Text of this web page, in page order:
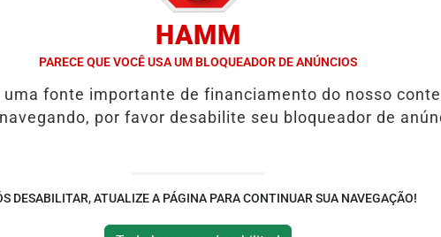
REPORTAGEM APÓS TRÊS ANOS 7 SINAIS DE QUE UM IDOSO
A Escassez
Impactos na
HAMM
PARECE QUE VOCÊ USA UM BLOQUEADOR DE ANÚNCIOS
fonte importante de financiamento do nosso
por favor desabilite seu bloqueador de
DESABILITAR, ATUALIZE A PÁGINA PARA CONTINUAR SUA NAVEGAÇÃO!